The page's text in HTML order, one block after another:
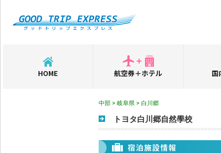
HOME 航空券＋ホテル 国
中部 > 岐阜県 > 白川郷
トヨタ白川郷自然學校